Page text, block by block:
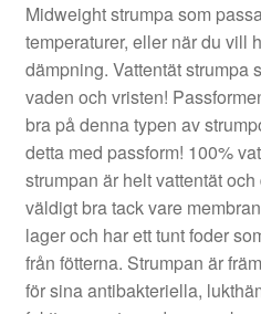
Midweight strumpa som
temperaturer, eller när du vill
dämpning. Vattentät strumpa
vaden och vristen!
bra på denna typen av
detta med passform! 100%
strumpan är helt vattentät och
väldigt bra tack vare
lager och har ett tunt foder
från fötterna. Strumpan är
för sina antibakteriella,